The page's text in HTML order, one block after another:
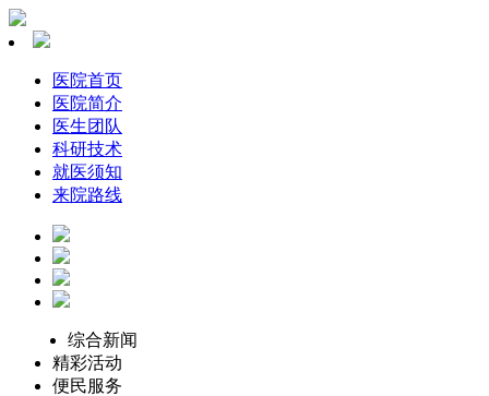
医院首页
医院简介
医生团队
科研技术
就医须知
来院路线
综合新闻
精彩活动
便民服务